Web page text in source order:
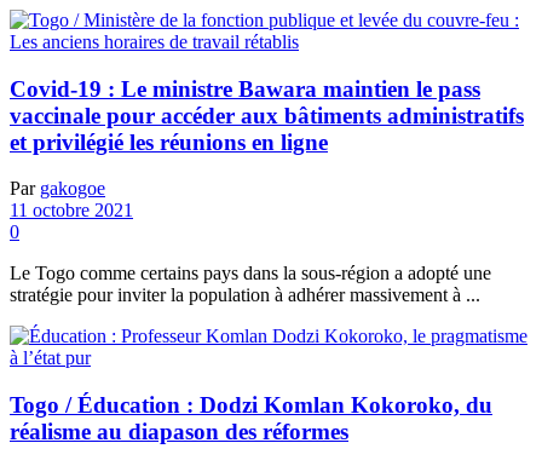
Covid-19 : Le ministre Bawara maintien le pass
vaccinale pour accéder aux bâtiments administratifs
et privilégié les réunions en ligne
Par gakogoe
11 octobre 2021
0
Le Togo comme certains pays dans la sous-région a adopté une
stratégie pour inviter la population à adhérer massivement à ...
Togo / Éducation : Dodzi Komlan Kokoroko, du
réalisme au diapason des réformes